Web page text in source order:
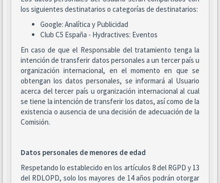
los siguientes destinatarios o categorías de destinatarios:
Google: Analítica y Publicidad
Club C5 España - Hydractives: Eventos
En caso de que el Responsable del tratamiento tenga la
intención de transferir datos personales a un tercer país u
organización internacional, en el momento en que se
obtengan los datos personales, se informará al Usuario
acerca del tercer país u organización internacional al cual
se tiene la intención de transferir los datos, así como de la
existencia o ausencia de una decisión de adecuación de la
Comisión.
Datos personales de menores de edad
Respetando lo establecido en los artículos 8 del RGPD y 13
del RDLOPD, solo los mayores de 14 años podrán otorgar